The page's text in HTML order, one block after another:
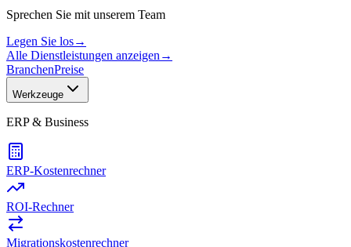
Sprechen Sie mit unserem Team
Legen Sie los→
Alle Dienstleistungen anzeigen →
BranchenPreise
Werkzeuge
ERP & Business
ERP-Kostenrechner
ROI-Rechner
Migrationskostenrechner